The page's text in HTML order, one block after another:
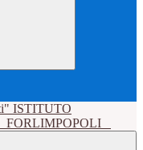
ISTITUTO
FORLIMPOPOLI